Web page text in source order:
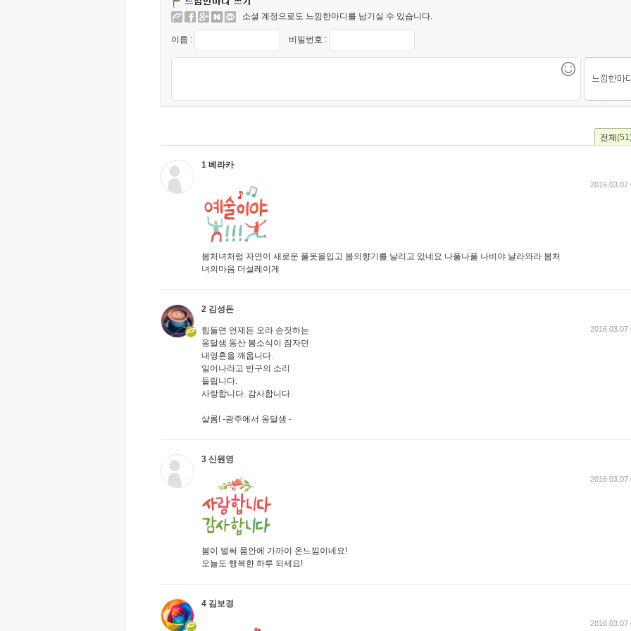
소셜 계정으로도 느낌한마디를 남기실 수 있습니다.
이름 : 비밀번호 :
전체
1 베라카
봄처녀처럼 자연이 새로운 풀옷을입고 봄의향기를 날리고 있네요 나풀나풀 나비야 날라와라 봄처
녀의마음 더설레이게
2016.03.07
2 김성돈
힘들면 언제든 오라 손짓하는
옹달샘 동산 봄소식이 잠자던
내영혼을 깨웁니다.
일어나라고 반구의 소리
들립니다.
사랑합니다. 감사합니다.
샬롬! -광주에서 옹달샘 -
2016.03.07
3 신원영
봄이 벌써 몸안에 가까이 온느낌이네요!
오늘도 행복한 하루 되세요!
2016.03.07
4 김보경
2016.03.07